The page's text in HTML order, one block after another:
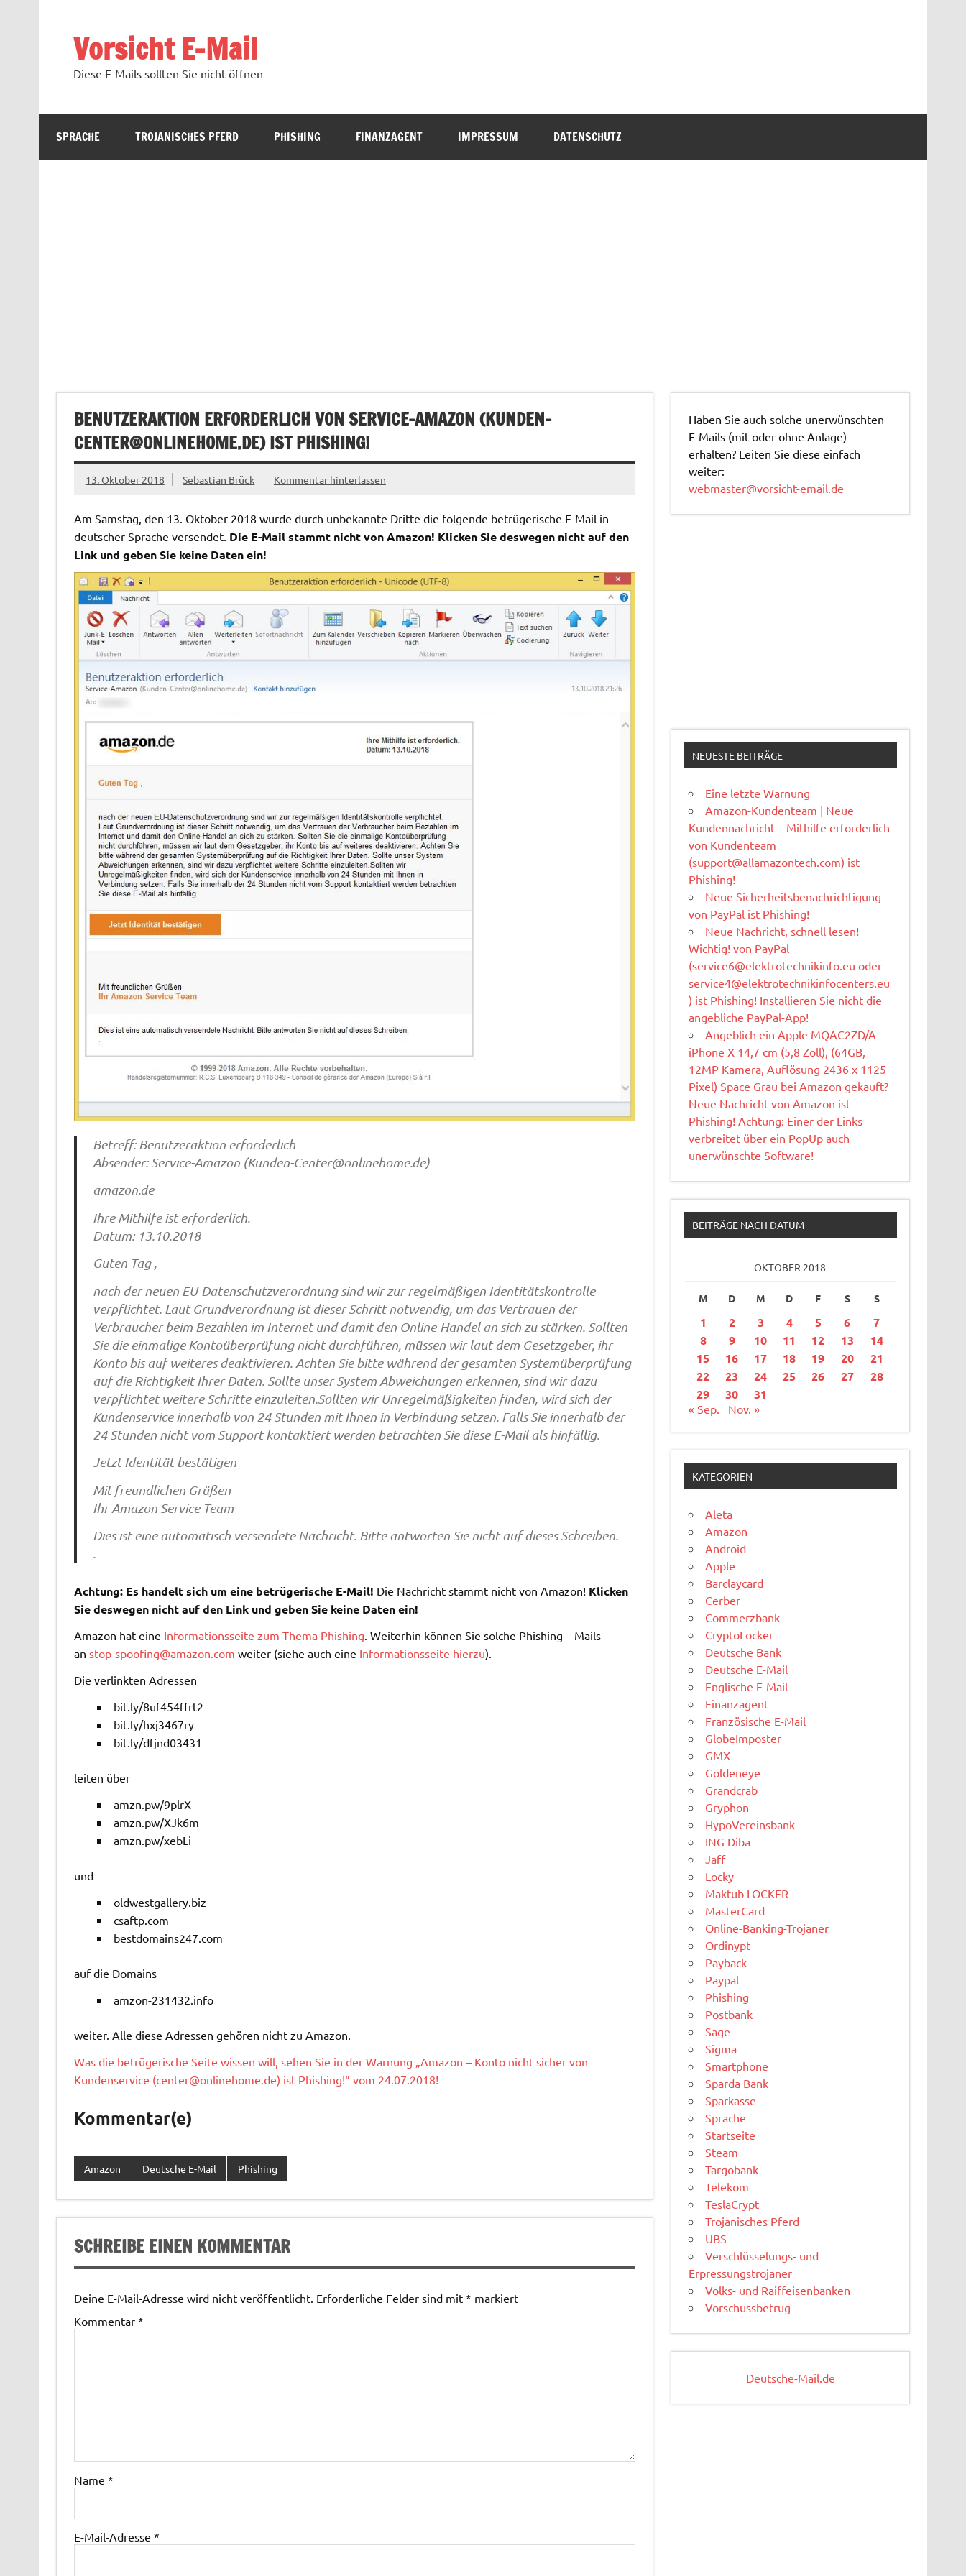
Vorsicht E-Mail
Diese E-Mails sollten Sie nicht öffnen
SPRACHE TROJANISCHES PFERD PHISHING FINANZAGENT IMPRESSUM DATENSCHUTZ
BENUTZERAKTION ERFORDERLICH VON SERVICE-AMAZON (KUNDEN-
CENTER@ONLINEHOME.DE) IST PHISHING!
13. Oktober 2018 Sebastian Brück Kommentar hinterlassen
Am Samstag, den 13. Oktober 2018 wurde durch unbekannte Dritte die folgende betrügerische E-Mail in
deutscher Sprache versendet. Die E-Mail stammt nicht von Amazon! Klicken Sie deswegen nicht auf den
Link und geben Sie keine Daten ein!
Betreff: Benutzeraktion erforderlich
Absender: Service-Amazon (Kunden-Center@onlinehome.de)
amazon.de
Ihre Mithilfe ist erforderlich.
Datum: 13.10.2018
Guten Tag ,
nach der neuen EU-Datenschutzverordnung sind wir zur regelmäßigen Identitätskontrolle
verpflichtet. Laut Grundverordnung ist dieser Schritt notwendig, um das Vertrauen der
Verbraucher beim Bezahlen im Internet und damit den Online-Handel an sich zu stärken. Sollten
Sie die einmalige Kontoüberprüfung nicht durchführen, müssen wir laut dem Gesetzgeber, ihr
Konto bis auf weiteres deaktivieren. Achten Sie bitte während der gesamten Systemüberprüfung
auf die Richtigkeit Ihrer Daten. Sollte unser System Abweichungen erkennen, sind wir dazu
verpflichtet weitere Schritte einzuleiten.Sollten wir Unregelmäßigkeiten finden, wird sich der
Kundenservice innerhalb von 24 Stunden mit Ihnen in Verbindung setzen. Falls Sie innerhalb der
24 Stunden nicht vom Support kontaktiert werden betrachten Sie diese E-Mail als hinfällig.
Jetzt Identität bestätigen
Mit freundlichen Grüßen
Ihr Amazon Service Team
Dies ist eine automatisch versendete Nachricht. Bitte antworten Sie nicht auf dieses Schreiben.
.
Achtung: Es handelt sich um eine betrügerische E-Mail! Die Nachricht stammt nicht von Amazon! Klicken
Sie deswegen nicht auf den Link und geben Sie keine Daten ein!
Amazon hat eine Informationsseite zum Thema Phishing. Weiterhin können Sie solche Phishing – Mails
an stop-spoofing@amazon.com weiter (siehe auch eine Informationsseite hierzu).
Die verlinkten Adressen
bit.ly/8uf454ffrt2
bit.ly/hxj3467ry
bit.ly/dfjnd03431
leiten über
amzn.pw/9plrX
amzn.pw/XJk6m
amzn.pw/xebLi
und
oldwestgallery.biz
csaftp.com
bestdomains247.com
auf die Domains
amzon-231432.info
weiter. Alle diese Adressen gehören nicht zu Amazon.
Was die betrügerische Seite wissen will, sehen Sie in der Warnung „Amazon – Konto nicht sicher von
Kundenservice (center@onlinehome.de) ist Phishing!“ vom 24.07.2018!
Kommentar(e)
Amazon Deutsche E-Mail Phishing
SCHREIBE EINEN KOMMENTAR
Deine E-Mail-Adresse wird nicht veröffentlicht. Erforderliche Felder sind mit * markiert
Kommentar *
Name *
E-Mail-Adresse *
Haben Sie auch solche unerwünschten
E-Mails (mit oder ohne Anlage)
erhalten? Leiten Sie diese einfach
weiter:
webmaster@vorsicht-email.de
NEUESTE BEITRÄGE
Eine letzte Warnung
Amazon-Kundenteam | Neue
Kundennachricht – Mithilfe erforderlich
von Kundenteam
(support@allamazontech.com) ist
Phishing!
Neue Sicherheitsbenachrichtigung
von PayPal ist Phishing!
Neue Nachricht, schnell lesen!
Wichtig! von PayPal
(service6@elektrotechnikinfo.eu oder
service4@elektrotechnikinfocenters.eu
) ist Phishing! Installieren Sie nicht die
angebliche PayPal-App!
Angeblich ein Apple MQAC2ZD/A
iPhone X 14,7 cm (5,8 Zoll), (64GB,
12MP Kamera, Auflösung 2436 x 1125
Pixel) Space Grau bei Amazon gekauft?
Neue Nachricht von Amazon ist
Phishing! Achtung: Einer der Links
verbreitet über ein PopUp auch
unerwünschte Software!
BEITRÄGE NACH DATUM
OKTOBER 2018
M D M D F S S
1 2 3 4 5 6
7
8
9 10 11 12 13
14
15
16 17 18 19 20
21
22
23 24 25 26 27
28
29
30 31
« Sep. Nov. »
KATEGORIEN
Aleta
Amazon
Android
Apple
Barclaycard
Cerber
Commerzbank
CryptoLocker
Deutsche Bank
Deutsche E-Mail
Englische E-Mail
Finanzagent
Französische E-Mail
GlobeImposter
GMX
Goldeneye
Grandcrab
Gryphon
HypoVereinsbank
ING Diba
Jaff
Locky
Maktub LOCKER
MasterCard
Online-Banking-Trojaner
Ordinypt
Payback
Paypal
Phishing
Postbank
Sage
Sigma
Smartphone
Sparda Bank
Sparkasse
Sprache
Startseite
Steam
Targobank
Telekom
TeslaCrypt
Trojanisches Pferd
UBS
Verschlüsselungs- und
Erpressungstrojaner
Volks- und Raiffeisenbanken
Vorschussbetrug
Deutsche-Mail.de